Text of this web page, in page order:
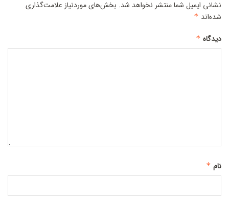
نشانی ایمیل شما منتشر نخواهد شد. بخش‌های موردنیاز علامت‌گذاری
شده‌اند *
دیدگاه *
نام *